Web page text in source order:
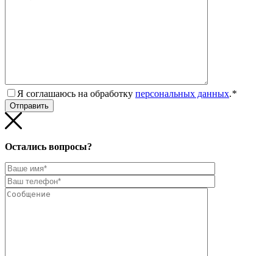
Я соглашаюсь на обработку персональных данных.*
Остались вопросы?